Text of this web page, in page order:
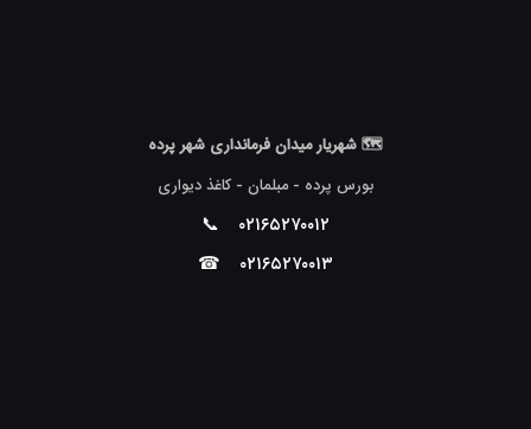
🗺 شهریار میدان فرمانداری شهر پرده
بورس پرده - مبلمان - کاغذ دیواری
۰۲۱۶۵۲۷۰۰۱۲ 📞
۰۲۱۶۵۲۷۰۰۱۳ ☎